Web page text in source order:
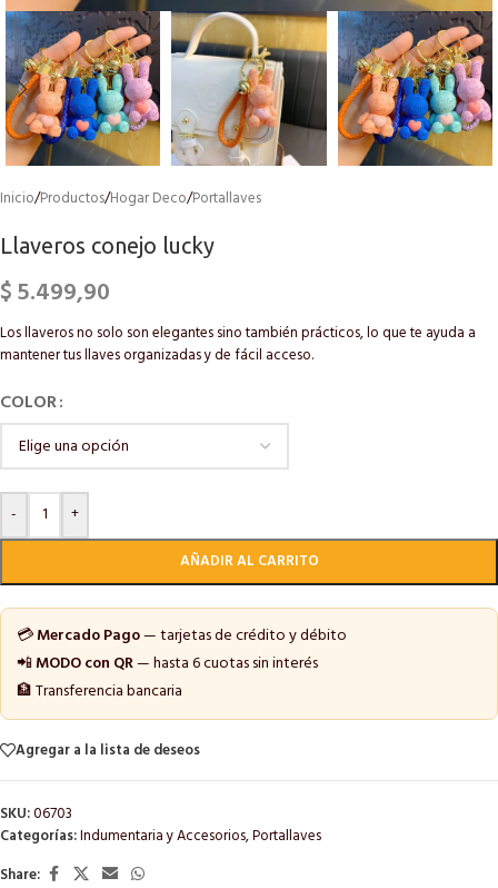
Inicio/Productos/Hogar Deco/Portallaves
Llaveros conejo lucky
$5.499,90
Los llaveros no solo son elegantes sino también prácticos, lo que te ayuda a
mantener tus llaves organizadas y de fácil acceso.
COLOR
-
+
AÑADIR AL CARRITO
💳Mercado Pago— tarjetas de crédito y débito
📲MODO con QR— hasta 6 cuotas sin interés
🏦 Transferencia bancaria
Agregar a la lista de deseos
SKU:06703
Categorías:Indumentaria y Accesorios,Portallaves
Share: